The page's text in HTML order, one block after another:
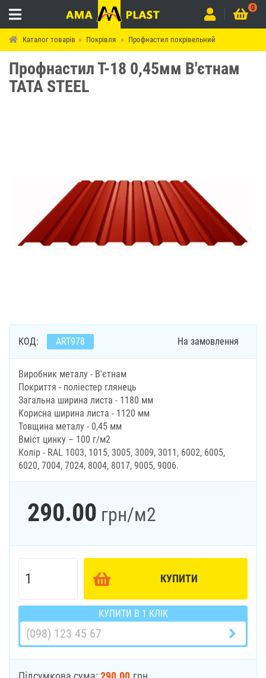
0
Каталог товарів Покрівля Профнастил покрівельний
Профнастил Т-18 0,45мм В'єтнам
TATA STEEL
КОД: ART978 На замовлення
Виробник металу - В'єтнам
Покриття - поліестер глянець
Загальна ширина листа - 1180 мм
Корисна ширина листа - 1120 мм
Товщина металу - 0,45 мм
Вміст цинку – 100 г/м2
Колір - RAL 1003, 1015, 3005, 3009, 3011, 6002, 6005,
6020, 7004, 7024, 8004, 8017, 9005, 9006.
290.00 грн/м2
КУПИТИ
КУПИТИ В 1 КЛІК